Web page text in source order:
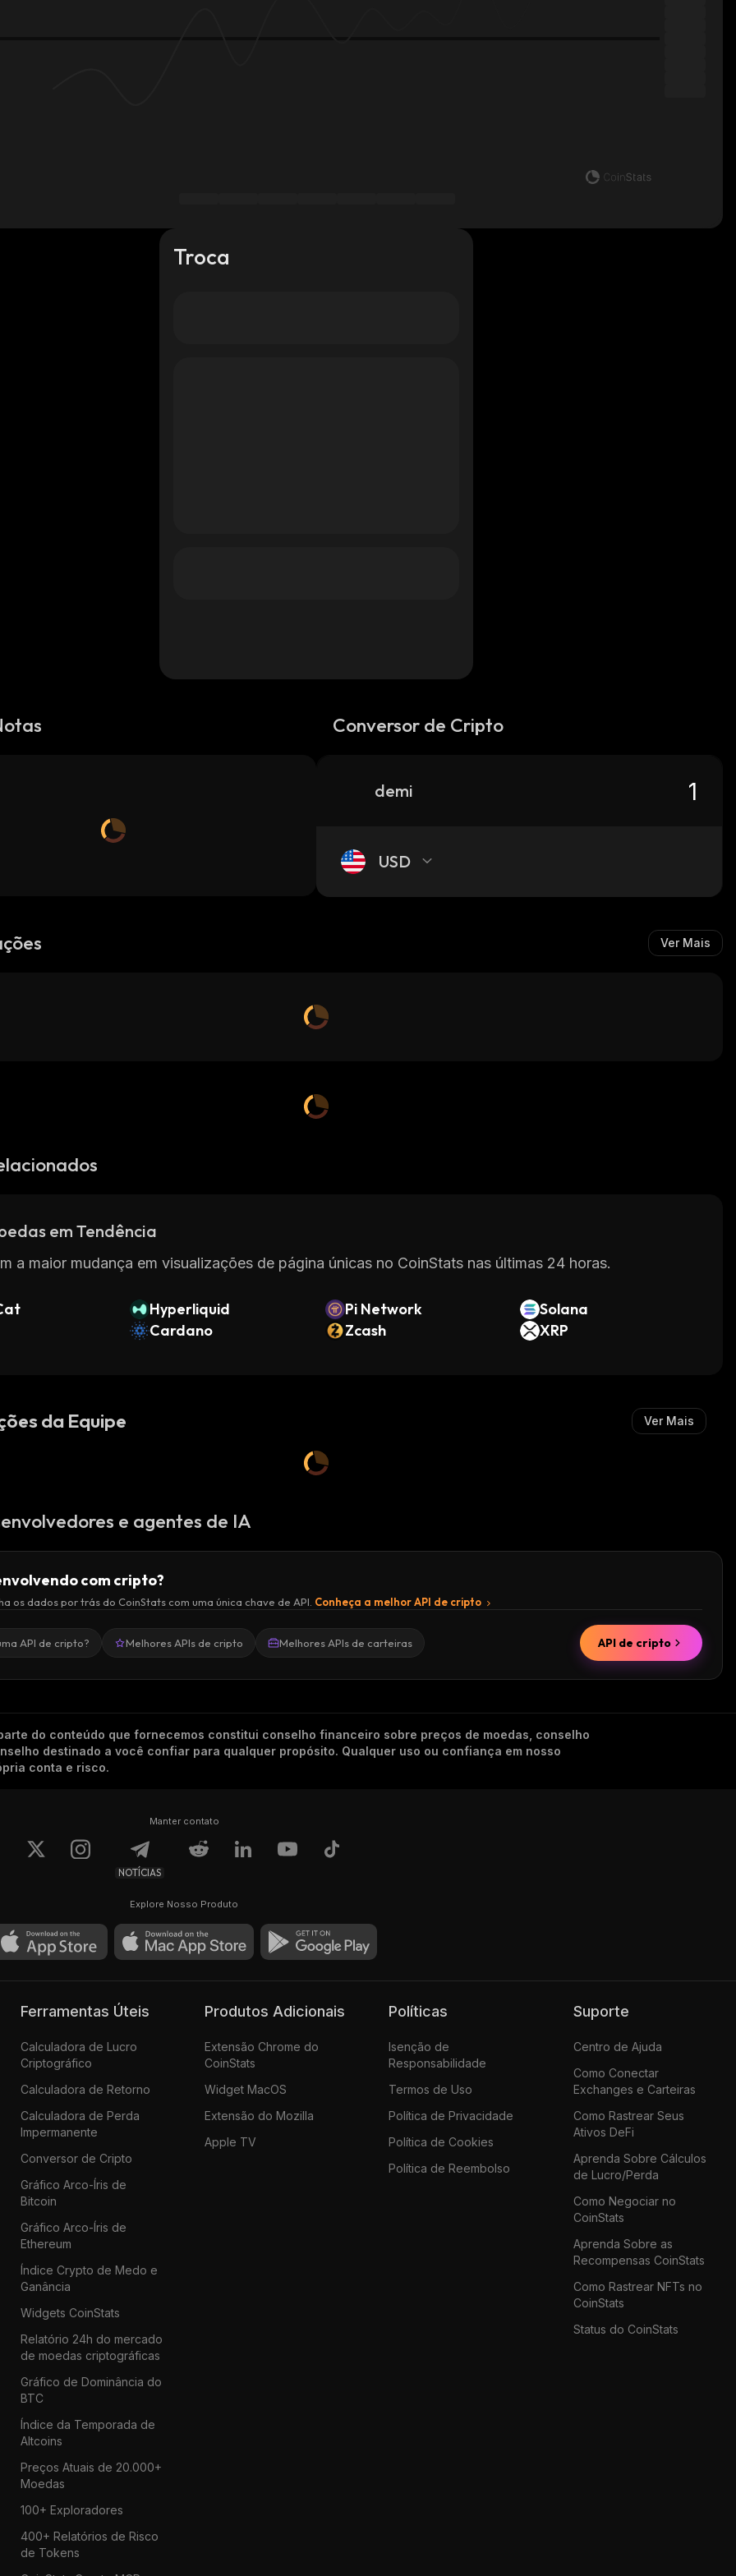
Troca
Conversor de Cripto
demi
USD
Ver Mais
em Tendência
a maior mudança em visualizações de página únicas no CoinStats nas últimas 24 horas.
Hyperliquid Pi Network
Solana
Cardano Zcash XRP
da Equipe Ver Mais
e agentes de IA
com cripto?
os dados por trás do CoinStats com uma única chave de API. Conheça a melhor API de cripto
API de cripto? Melhores APIs de cripto Melhores APIs de carteiras API de cripto
do conteúdo que fornecemos constitui conselho financeiro sobre preços de moedas, conselho
destinado a você confiar para qualquer propósito. Qualquer uso ou confiança em nosso
conta e risco.
Manter contato
NOTÍCIAS
Explore Nosso Produto
Ferramentas Úteis
Calculadora de Lucro
Criptográfico
Calculadora de Retorno
Calculadora de Perda
Impermanente
Conversor de Cripto
Gráfico Arco-Íris de
Bitcoin
Gráfico Arco-Íris de
Ethereum
Índice Crypto de Medo e
Ganância
Widgets CoinStats
Relatório 24h do mercado
de moedas criptográficas
Gráfico de Dominância do
BTC
Índice da Temporada de
Altcoins
Preços Atuais de 20.000+
Moedas
100+ Exploradores
400+ Relatórios de Risco
de Tokens
Produtos Adicionais
Extensão Chrome do
CoinStats
Widget MacOS
Extensão do Mozilla
Apple TV
Políticas
Isenção de
Responsabilidade
Termos de Uso
Política de Privacidade
Política de Cookies
Política de Reembolso
Suporte
Centro de Ajuda
Como Conectar
Exchanges e Carteiras
Como Rastrear Seus
Ativos DeFi
Aprenda Sobre Cálculos
de Lucro/Perda
Como Negociar no
CoinStats
Aprenda Sobre as
Recompensas CoinStats
Como Rastrear NFTs no
CoinStats
Status do CoinStats